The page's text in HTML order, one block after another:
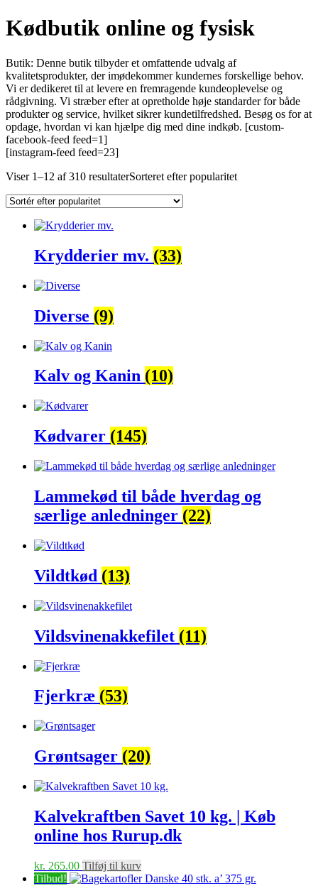
Kødbutik online og fysisk
Butik: Denne butik tilbyder et omfattende udvalg af
kvalitetsprodukter, der imødekommer kundernes forskellige behov.
Vi er dedikeret til at levere en fremragende kundeoplevelse og
rådgivning. Vi stræber efter at opretholde høje standarder for både
produkter og service, hvilket sikrer kundetilfredshed. Besøg os for at
opdage, hvordan vi kan hjælpe dig med dine indkøb. [custom-
facebook-feed feed=1]
[instagram-feed feed=23]
Viser 1–12 af 310 resultaterSorteret efter popularitet
Krydderier mv. (33)
Diverse (9)
Kalv og Kanin (10)
Kødvarer (145)
Lammekød til både hverdag og
særlige anledninger (22)
Vildtkød (13)
Vildsvinenakkefilet (11)
Fjerkræ (53)
Grøntsager (20)
Kalvekraftben Savet 10 kg. | Køb
online hos Rurup.dk
kr. 265.00 Tilføj til kurv
Tilbud!